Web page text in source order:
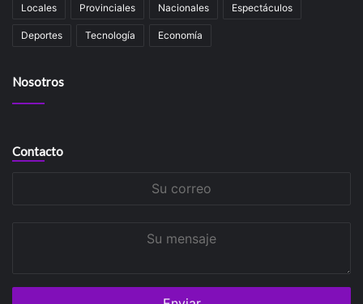
Locales Provinciales Nacionales Espectáculos
Deportes Tecnología Economía
Nosotros
Contacto